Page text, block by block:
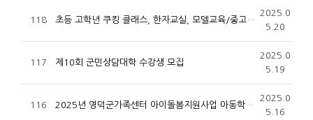
118 초등 고학년 쿠킹 클래스, 한자교실, 모델교육/중고등학생 베이커리 취미반/자격증 취득반 참여자 모집
2025.0
5.20
117 제10회 군민상담대학 수강생 모집
2025.0
5.19
116 2025년 영덕군가족센터 아이돌봄지원사업 아동학대사례관리 인력(기간제근로자) 채용 최종합격자 발표
2025.0
5.16